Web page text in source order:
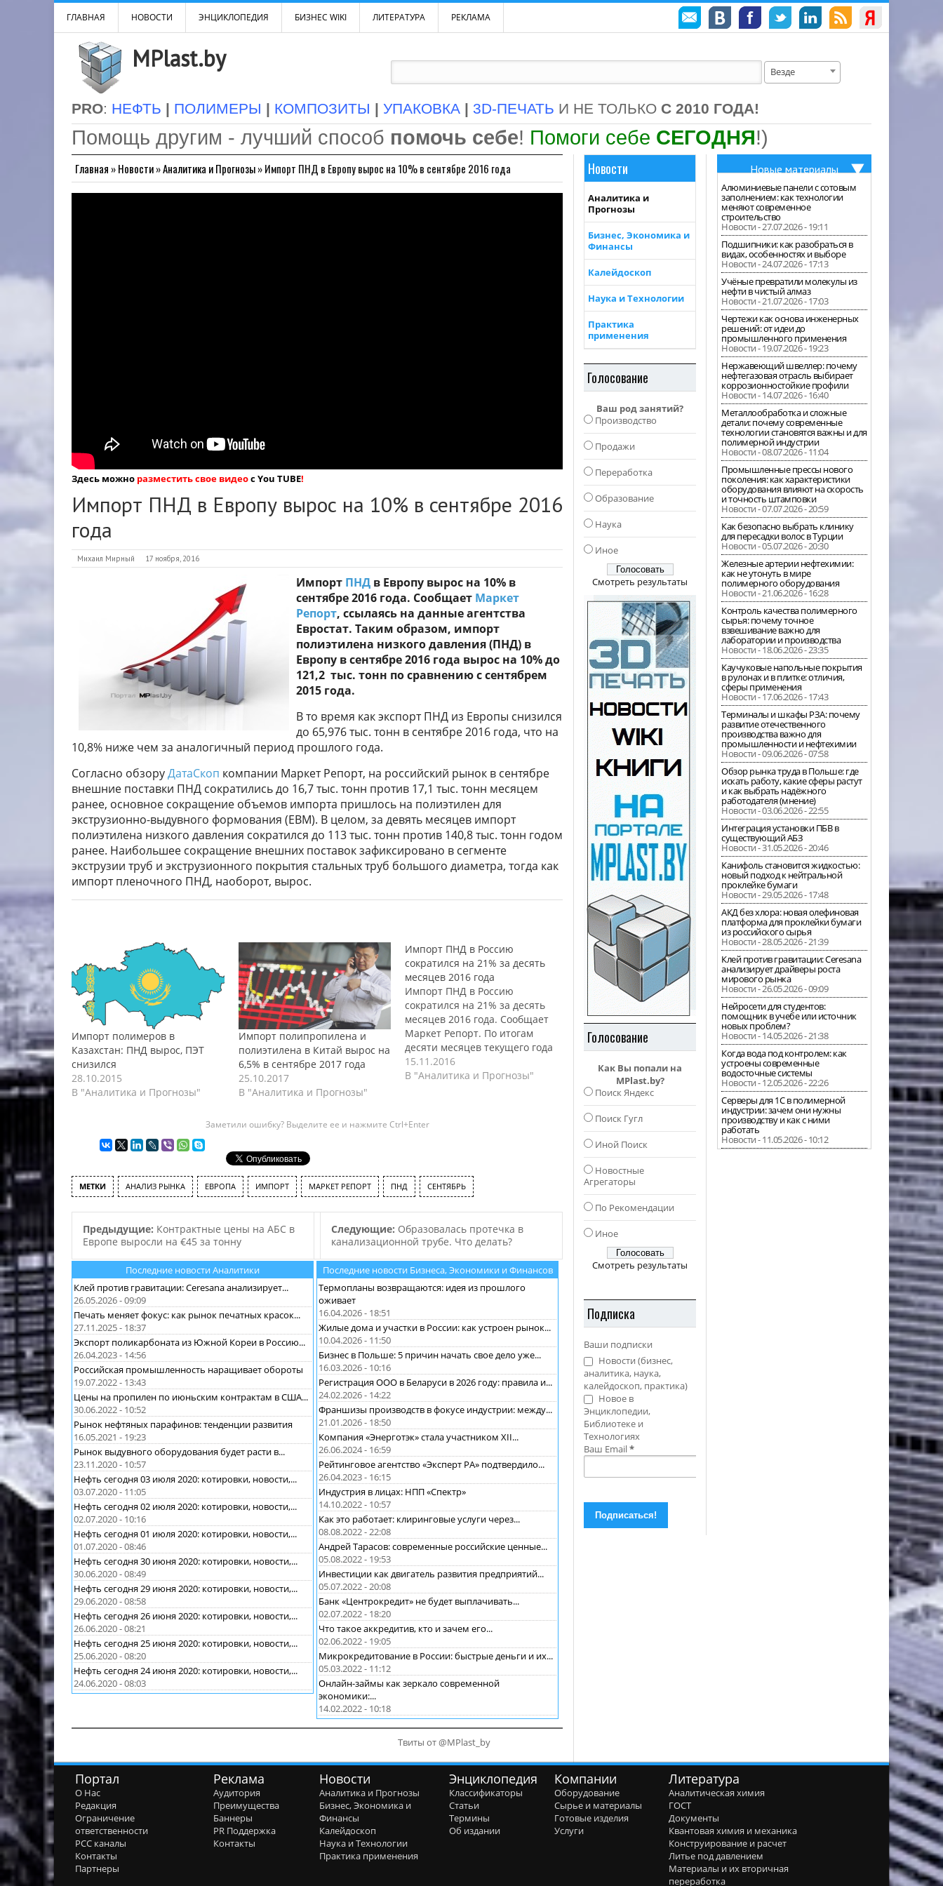
ГЛАВНАЯ НОВОСТИ ЭНЦИКЛОПЕДИЯ БИЗНЕС WIKI ЛИТЕРАТУРА РЕКЛАМА
MPlast.by Везде
PRO: НЕФТЬ | ПОЛИМЕРЫ | КОМПОЗИТЫ | УПАКОВКА | 3D-ПЕЧАТЬ И НЕ ТОЛЬКО С 2010 ГОДА!
Помощь другим - лучший способ помочь себе! Помоги себе СЕГОДНЯ!)
Главная »Новости»Аналитика и Прогнозы»Импорт ПНД в Европу вырос на 10% в сентябре 2016 года
Здесь можно разместить свое видеос You TUBE!
Импорт ПНД в Европу вырос на 10% в сентябре 2016
года
Михаил Мирный 17 ноября, 2016
Импорт ПНД в Европу вырос на 10% в
сентябре 2016 года. Сообщает Маркет
Репорт, ссылаясь на данные агентства
Евростат. Таким образом, импорт
полиэтилена низкого давления (ПНД) в
Европу в сентябре 2016 года вырос на 10% до
121,2 тыс. тонн по сравнению с сентябрем
2015 года.
В то время как экспорт ПНД из Европы снизился
до 65,976 тыс. тонн в сентябре 2016 года, что на
10,8% ниже чем за аналогичный период прошлого года.
Согласно обзоруДатаСкоп компании Маркет Репорт, на российский рынок в сентябре
внешние поставки ПНД сократились до 16,7 тыс. тонн против 17,1 тыс. тонн месяцем
ранее, основное сокращение объемов импорта пришлось на полиэтилен для
экструзионно-выдувного формования (ЕВМ). В целом, за девять месяцев импорт
полиэтилена низкого давления сократился до 113 тыс. тонн против 140,8 тыс. тонн годом
ранее. Наибольшее сокращение внешних поставок зафиксировано в сегменте
экструзии труб и экструзионного покрытия стальных труб большого диаметра, тогда как
импорт пленочного ПНД, наоборот, вырос.
Импорт полимеров в
Казахстан: ПНД вырос, ПЭТ
снизился
28.10.2015
В "Аналитика и Прогнозы"
Импорт полипропилена и
полиэтилена в Китай вырос на
6,5% в сентябре 2017 года
25.10.2017
В "Аналитика и Прогнозы"
Импорт ПНД в Россию
сократился на 21% за десять
месяцев 2016 года
Импорт ПНД в Россию
сократился на 21% за десять
месяцев 2016 года. Сообщает
Маркет Репорт. По итогам
десяти месяцев текущего года
суммарный объем внешних
поставок полиэтилена низкого
года и составил около 125,8
15.11.2016
В "Аналитика и Прогнозы"
Заметили ошибку? Выделите ее и нажмите Ctrl+Enter
МЕТКИ АНАЛИЗ РЫНКА ЕВРОПА ИМПОРТ МАРКЕТ РЕПОРТ ПНД СЕНТЯБРЬ
Предыдущие: Контрактные цены на АБС в
Европе выросли на €45 за тонну
Следующие: Образовалась протечка в
канализационной трубе. Что делать?
Последние новости Аналитики
Клей против гравитации: Ceresana анализирует...
26.05.2026 - 09:09
Печать меняет фокус: как рынок печатных красок...
27.11.2025 - 18:37
Экспорт поликарбоната из Южной Кореи в Россию...
26.04.2023 - 14:56
Российская промышленность наращивает обороты
19.07.2022 - 13:43
Цены на пропилен по июньским контрактам в США...
30.06.2022 - 10:52
Рынок нефтяных парафинов: тенденции развития
16.05.2021 - 19:23
Рынок выдувного оборудования будет расти в...
23.11.2020 - 10:57
Нефть сегодня 03 июля 2020: котировки, новости,...
03.07.2020 - 11:05
Нефть сегодня 02 июля 2020: котировки, новости,...
02.07.2020 - 10:16
Нефть сегодня 01 июля 2020: котировки, новости,...
01.07.2020 - 08:46
Нефть сегодня 30 июня 2020: котировки, новости,...
30.06.2020 - 08:49
Нефть сегодня 29 июня 2020: котировки, новости,...
29.06.2020 - 08:58
Нефть сегодня 26 июня 2020: котировки, новости,...
26.06.2020 - 08:21
Нефть сегодня 25 июня 2020: котировки, новости,...
25.06.2020 - 08:20
Нефть сегодня 24 июня 2020: котировки, новости,...
24.06.2020 - 08:03
Последние новости Бизнеса, Экономики и Финансов
Термопланы возвращаются: идея из прошлого
оживает
16.04.2026 - 18:51
Жилые дома и участки в России: как устроен рынок...
10.04.2026 - 11:50
Бизнес в Польше: 5 причин начать свое дело уже...
16.03.2026 - 10:16
Регистрация ООО в Беларуси в 2026 году: правила и...
24.02.2026 - 14:22
Франшизы производств в фокусе индустрии: между...
21.01.2026 - 18:50
Компания «Энерготэк» стала участником XII...
26.06.2024 - 16:59
Рейтинговое агентство «Эксперт РА» подтвердило...
26.04.2023 - 16:15
Индустрия в лицах: НПП «Спектр»
14.10.2022 - 10:57
Как это работает: клиринговые услуги через...
08.08.2022 - 22:08
Андрей Тарасов: современные российские ценные...
05.08.2022 - 19:53
Инвестиции как двигатель развития предприятий...
05.07.2022 - 20:08
Банк «Центрокредит» не будет выплачивать...
02.07.2022 - 18:20
Что такое аккредитив, кто и зачем его...
02.06.2022 - 19:05
Микрокредитование в России: быстрые деньги и их...
05.03.2022 - 11:12
Онлайн-займы как зеркало современной
экономики:...
14.02.2022 - 10:18
Твиты от @MPlast_by
Новости
Аналитика и
Прогнозы
Бизнес, Экономика и
Финансы
Калейдоскоп
Наука и Технологии
Практика
применения
Голосование
Ваш род занятий?
Производство
Продажи
Переработка
Образование
Наука
Иное
Смотреть результаты
Голосование
Как Вы попали на
MPlast.by?
Поиск Яндекс
Поиск Гугл
Иной Поиск
Новостные
Агрегаторы
По Рекомендации
Иное
Смотреть результаты
Подписка
Ваши подписки
Новости (бизнес,
аналитика, наука,
калейдоскоп, практика)
Новое в
Энциклопедии,
Библиотеке и
Технологиях
Ваш Email*
Новые материалы
Алюминиевые панели с сотовым
заполнением: как технологии
меняют современное
строительство
Новости - 27.07.2026 - 19:11
Подшипники: как разобраться в
видах, особенностях и выборе
Новости - 24.07.2026 - 17:13
Учёные превратили молекулы из
нефти в чистый алмаз
Новости - 21.07.2026 - 17:03
Чертежи как основа инженерных
решений: от идеи до
промышленного применения
Новости - 19.07.2026 - 19:23
Нержавеющий швеллер: почему
нефтегазовая отрасль выбирает
коррозионностойкие профили
Новости - 14.07.2026 - 16:40
Металлообработка и сложные
детали: почему современные
технологии становятся важны и для
полимерной индустрии
Новости - 08.07.2026 - 11:04
Промышленные прессы нового
поколения: как характеристики
оборудования влияют на скорость
и точность штамповки
Новости - 07.07.2026 - 20:59
Как безопасно выбрать клинику
для пересадки волос в Турции
Новости - 05.07.2026 - 20:30
Железные артерии нефтехимии:
как не утонуть в мире
полимерного оборудования
Новости - 21.06.2026 - 16:28
Контроль качества полимерного
сырья: почему точное
взвешивание важно для
лаборатории и производства
Новости - 18.06.2026 - 23:35
Каучуковые напольные покрытия
в рулонах и в плитке: отличия,
сферы применения
Новости - 17.06.2026 - 17:43
Терминалы и шкафы РЗА: почему
развитие отечественного
производства важно для
промышленности и нефтехимии
Новости - 09.06.2026 - 07:58
Обзор рынка труда в Польше: где
искать работу, какие сферы растут
и как выбрать надёжного
работодателя (мнение)
Новости - 03.06.2026 - 22:55
Интеграция установки ПБВ в
существующий АБЗ
Новости - 31.05.2026 - 20:46
Канифоль становится жидкостью:
новый подход к нейтральной
проклейке бумаги
Новости - 29.05.2026 - 17:48
АКД без хлора: новая олефиновая
платформа для проклейки бумаги
из российского сырья
Новости - 28.05.2026 - 21:39
Клей против гравитации: Ceresana
анализирует драйверы роста
мирового рынка
Новости - 26.05.2026 - 09:09
Нейросети для студентов:
помощник в учебе или источник
новых проблем?
Новости - 14.05.2026 - 21:38
Когда вода под контролем: как
устроены современные
водосточные системы
Новости - 12.05.2026 - 22:26
Серверы для 1С в полимерной
индустрии: зачем они нужны
производству и как с ними
работать
Новости - 11.05.2026 - 10:12
Портал
О Нас
Редакция
Ограничение
ответственности
РСС каналы
Контакты
Партнеры
Реклама
Аудитория
Преимущества
Баннеры
PR Поддержка
Контакты
Новости
Аналитика и Прогнозы
Бизнес, Экономика и
Финансы
Калейдоскоп
Наука и Технологии
Практика применения
Энциклопедия
Классификаторы
Статьи
Термины
Об издании
Компании
Оборудование
Сырье и материалы
Готовые изделия
Услуги
Литература
Аналитическая химия
ГОСТ
Документы
Квантовая химия и механика
Конструирование и расчет
Литье под давлением
Материалы и их вторичная
переработка